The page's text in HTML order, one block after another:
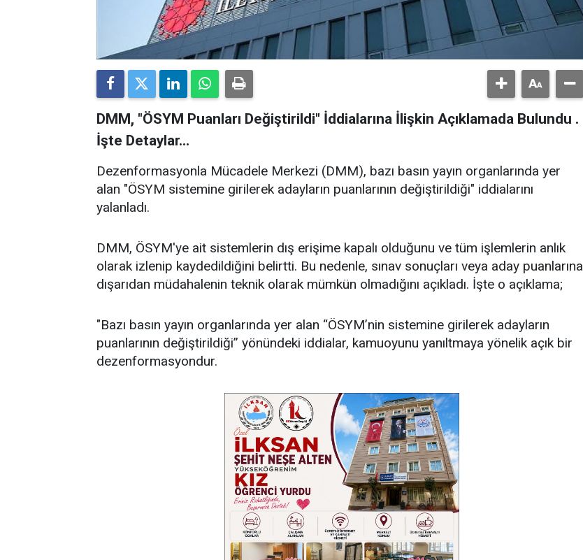
DMM, "ÖSYM Puanları Değiştirildi" İddialarına İlişkin Açıklamada Bulundu .
İşte Detaylar...
Dezenformasyonla Mücadele Merkezi (DMM), bazı basın yayın organlarında yer
alan "ÖSYM sistemine girilerek adayların puanlarının değiştirildiği" iddialarını
yalanladı.
DMM, ÖSYM'ye ait sistemlerin dış erişime kapalı olduğunu ve tüm işlemlerin anlık
olarak izlenip kaydedildiğini belirtti. Bu nedenle, sınav sonuçları veya aday puanlarına
dışarıdan müdahalenin teknik olarak mümkün olmadığını açıkladı. İşte o açıklama;
"Bazı basın yayın organlarında yer alan “ÖSYM’nin sistemine girilerek adayların
puanlarının değiştirildiği” yönündeki iddialar, kamuoyunu yanıltmaya yönelik açık bir
dezenformasyondur.